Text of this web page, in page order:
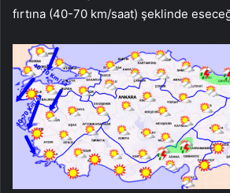
fırtına (40-70 km/saat) şeklinde